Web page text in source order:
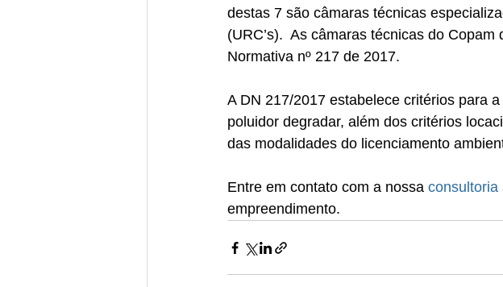
destas 7 são câmaras técnicas
(URC’s).  As câmaras técnicas do
Normativa nº 217 de 2017.
A DN 217/2017 estabelece critérios para
poluidor degradar, além dos critérios
das modalidades do licenciamento
Entre em contato com a nossa consultoria
empreendimento.